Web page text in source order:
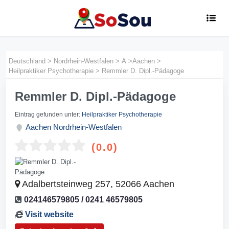
Deutschland > Nordrhein-Westfalen > A >Aachen >
Heilpraktiker Psychotherapie > Remmler D. Dipl.-Pädagoge
Remmler D. Dipl.-Pädagoge
Eintrag gefunden unter: Heilpraktiker Psychotherapie
Aachen Nordrhein-Westfalen
(0.0)
Adalbertsteinweg 257, 52066 Aachen
024146579805 / 0241 46579805
Visit website